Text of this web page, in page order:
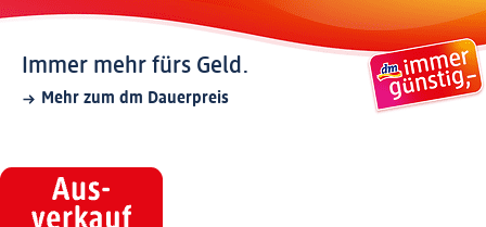
Immer mehr fürs Geld.
Mehr zum dm Dauerpreis